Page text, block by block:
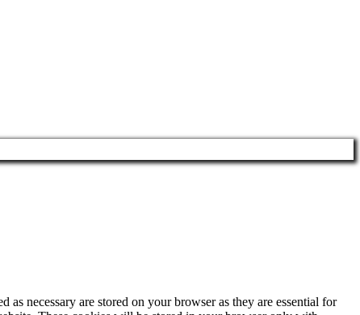
necessary are stored on your browser as they are essential for